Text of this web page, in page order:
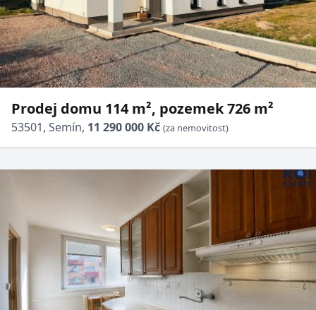
Prodej domu 114 m², pozemek 726 m²
53501, Semín, 11 290 000 Kč (za nemovitost)